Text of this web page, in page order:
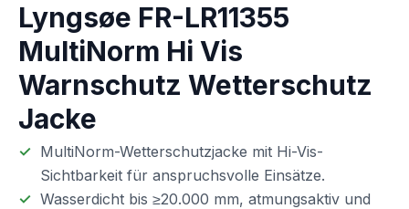
Lyngsøe FR-LR11355
MultiNorm Hi Vis
Warnschutz Wetterschutz
Jacke
MultiNorm-Wetterschutzjacke mit Hi-Vis-
Sichtbarkeit für anspruchsvolle Einsätze.
Wasserdicht bis ≥20.000 mm, atmungsaktiv und